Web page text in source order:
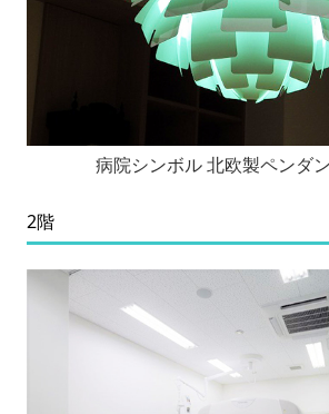
病院シンボル 北欧製ペンダ
2階